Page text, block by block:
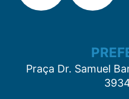
Praça Dr. Samuel